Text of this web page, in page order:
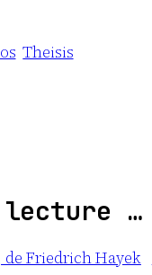
Theisis
…
Friedrich Hayek